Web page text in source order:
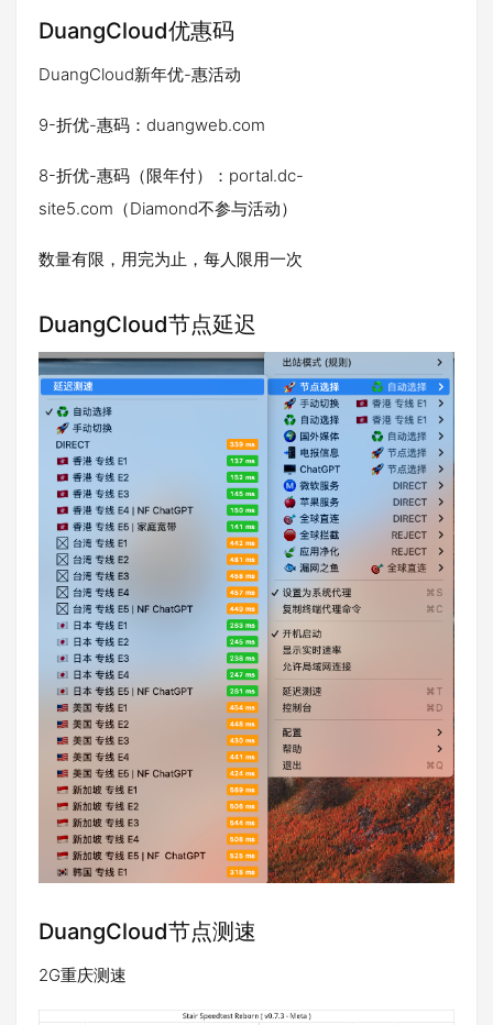
DuangCloud优惠码
DuangCloud新年优-惠活动
9-折优-惠码：duangweb.com
8-折优-惠码（限年付）：portal.dc-
site5.com（Diamond不参与活动）
数量有限，用完为止，每人限用一次
DuangCloud节点延迟
DuangCloud节点测速
2G重庆测速